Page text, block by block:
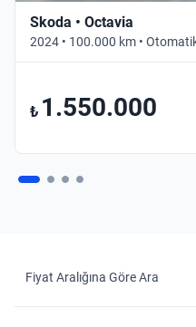
Skoda • Octavia
2024 • 100.000 km •
₺ 1.550.000
Fiyat Aralığına Göre Ara